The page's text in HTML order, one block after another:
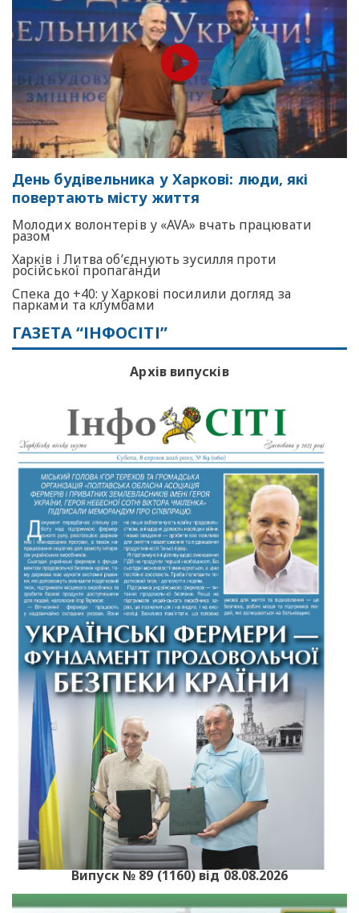
День будівельника у Харкові: люди, які
повертають місту життя
Молодих волонтерів у «AVA» вчать працювати
разом
Харків і Литва об’єднують зусилля проти
російської пропаганди
Спека до +40: у Харкові посилили догляд за
парками та клумбами
ГАЗЕТА “ІНФОСІТІ”
Архів випусків
Випуск № 89 (1160) від 08.08.2026